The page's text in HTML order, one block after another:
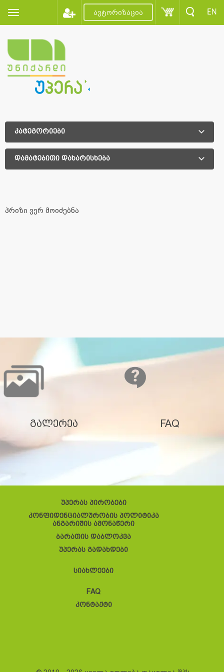
ავტორიზაცია EN
კატეგორიები
დამატებითი დახარისხება
პრიზი ვერ მოიძებნა
გალერეა FAQ
უპერას პირობები
კონფიდენციალურობის პოლიტიკა
ანგარიშის ამონაწერი
ბარათის დაბლოკვა
უპერას გადახდები
სიახლეები
FAQ
კონტაქტი